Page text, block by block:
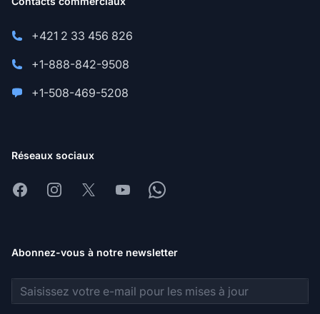
+421 2 33 456 826
+1-888-842-9508
+1-508-469-5208
Réseaux sociaux
FacebookInstagram
X YoutubeWhatsapp
Abonnez-vous à notre newsletter
Adresse e-mail